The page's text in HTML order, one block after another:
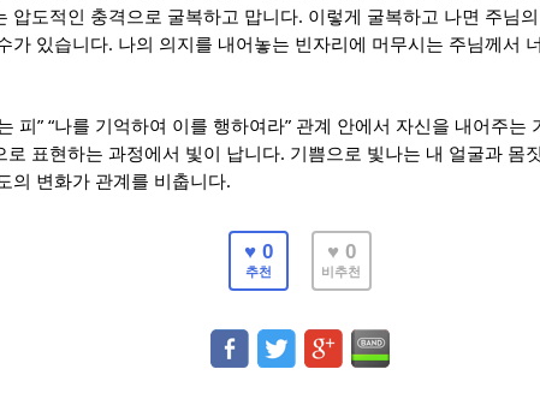
압도적인 충격으로 굴복하고 맙니다. 이렇게 굴복하고 나면 주님
가 있습니다. 나의 의지를 내어놓는 빈자리에 머무시는 주님께서
피 ” “나를 기억하여 이를 행하여라” 관계 안에서 자신을 내어주는
로 표현하는 과정에서 빛이 납니다. 기쁨으로 빛나는 내 얼굴과 몸짓
의 변화가 관계를 비춥니다.
♥ 0
추천
♥ 0
비추천